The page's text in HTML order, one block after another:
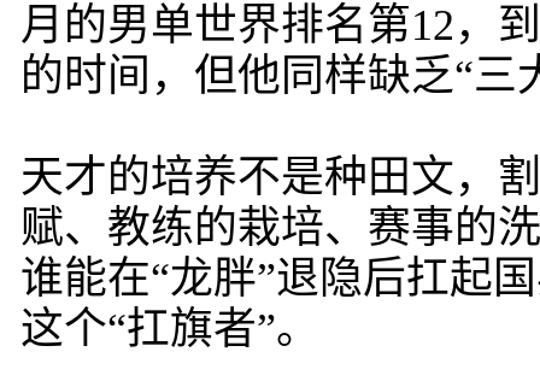
月的男单世界排名第12，
的时间，但他同样缺乏“三
天才的培养不是种田文，
赋、教练的栽培、赛事的
谁能在“龙胖”退隐后扛起
这个“扛旗者”。